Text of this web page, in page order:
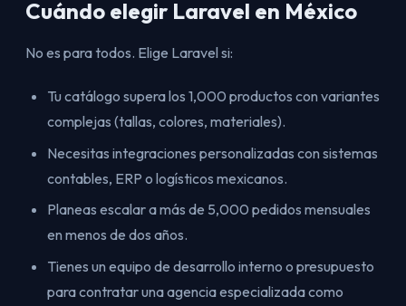
Cuándo elegir Laravel en México
No es para todos. Elige Laravel si:
Tu catálogo supera los 1,000 productos con variantes
complejas (tallas, colores, materiales).
Necesitas integraciones personalizadas con sistemas
contables, ERP o logísticos mexicanos.
Planeas escalar a más de 5,000 pedidos mensuales
en menos de dos años.
Tienes un equipo de desarrollo interno o presupuesto
para contratar una agencia especializada como